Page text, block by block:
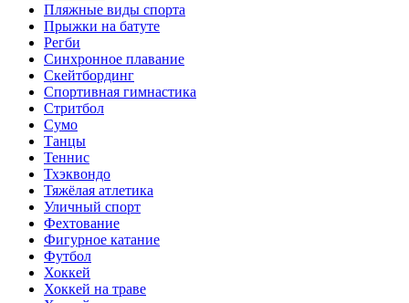
Пляжные виды спорта
Прыжки на батуте
Регби
Синхронное плавание
Скейтбординг
Спортивная гимнастика
Стритбол
Сумо
Танцы
Теннис
Тхэквондо
Тяжёлая атлетика
Уличный спорт
Фехтование
Фигурное катание
Футбол
Хоккей
Хоккей на траве